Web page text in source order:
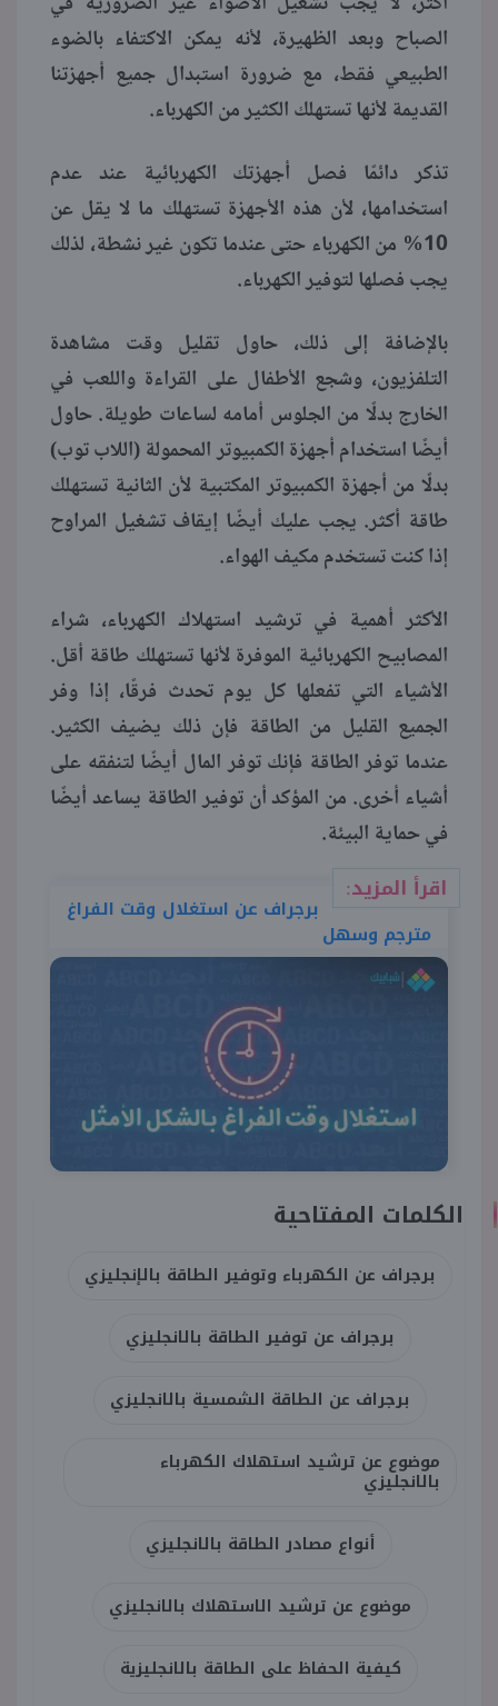
الصباح وبعد الظهيرة، لأنه يمكن الاكتفاء بالضوء
الطبيعي فقط، مع ضرورة استبدال جميع أجهزتنا
القديمة لأنها تستهلك الكثير من الكهرباء.
تذكر دائمًا فصل أجهزتك الكهربائية عند عدم
استخدامها، لأن هذه الأجهزة تستهلك ما لا يقل عن
10% من الكهرباء حتى عندما تكون غير نشطة، لذلك
يجب فصلها لتوفير الكهرباء.
بالإضافة إلى ذلك، حاول تقليل وقت مشاهدة
التلفزيون، وشجع الأطفال على القراءة واللعب في
الخارج بدلًا من الجلوس أمامه لساعات طويلة. حاول
أيضًا استخدام أجهزة الكمبيوتر المحمولة (اللاب توب)
بدلًا من أجهزة الكمبيوتر المكتبية لأن الثانية تستهلك
طاقة أكثر. يجب عليك أيضًا إيقاف تشغيل المراوح
إذا كنت تستخدم مكيف الهواء.
الأكثر أهمية في ترشيد استهلاك الكهرباء، شراء
المصابيح الكهربائية الموفرة لأنها تستهلك طاقة أقل.
الأشياء التي تفعلها كل يوم تحدث فرقًا، إذا وفر
الجميع القليل من الطاقة فإن ذلك يضيف الكثير.
عندما توفر الطاقة فإنك توفر المال أيضًا لتنفقه على
أشياء أخرى. من المؤكد أن توفير الطاقة يساعد أيضًا
في حماية البيئة.
اقرأ المزيد:
برجراف عن استغلال وقت الفراغ
مترجم وسهل
الكلمات المفتاحية
برجراف عن الكهرباء وتوفير الطاقة بالإنجليزي
برجراف عن توفير الطاقة بالانجليزي
برجراف عن الطاقة الشمسية بالانجليزي
موضوع عن ترشيد استهلاك الكهرباء
بالانجليزي
أنواع مصادر الطاقة بالانجليزي
موضوع عن ترشيد الاستهلاك بالانجليزي
كيفية الحفاظ على الطاقة بالانجليزية